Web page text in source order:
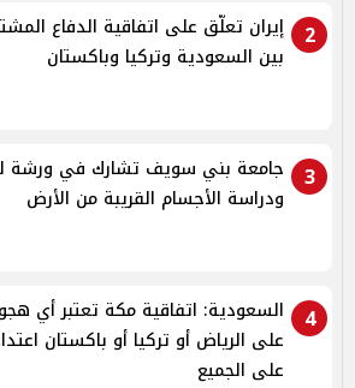
2
إيران تعلّق على اتفاقية الدفاع
بين السعودية وتركيا وباكستان
3
جامعة بني سويف تشارك في ورشة
ودراسة الأجسام القريبة من الأرض
4
السعودية: اتفاقية مكة تعتبر أي
على الرياض أو تركيا أو باكستان
على الجميع